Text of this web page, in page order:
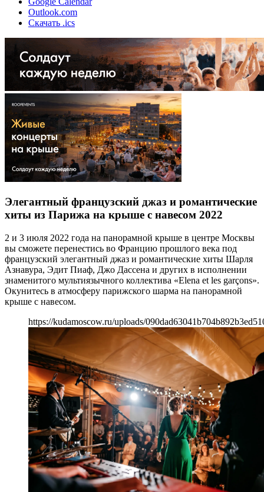
Outlook.com
Скачать .ics
Элегантный французский джаз и романтические
хиты из Парижа на крыше с навесом 2022
2 и 3 июля 2022 года на панорамной крыше в центре Москвы
вы сможете перенестись во Францию прошлого века под
французский элегантный джаз и романтические хиты Шарля
Азнавура, Эдит Пиаф, Джо Дассена и других в исполнении
знаменитого мультиязычного коллектива «Elena et les garçons».
Окунитесь в атмосферу парижского шарма на панорамной
крыше с навесом.
https://kudamoscow.ru/uploads/